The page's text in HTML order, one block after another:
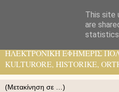
ΗΛΕΚΤΡΟΝΙΚΉ ΕΦΗΜΕΡΙΣ
KULTURORE, HISTORIKE,
This site
are